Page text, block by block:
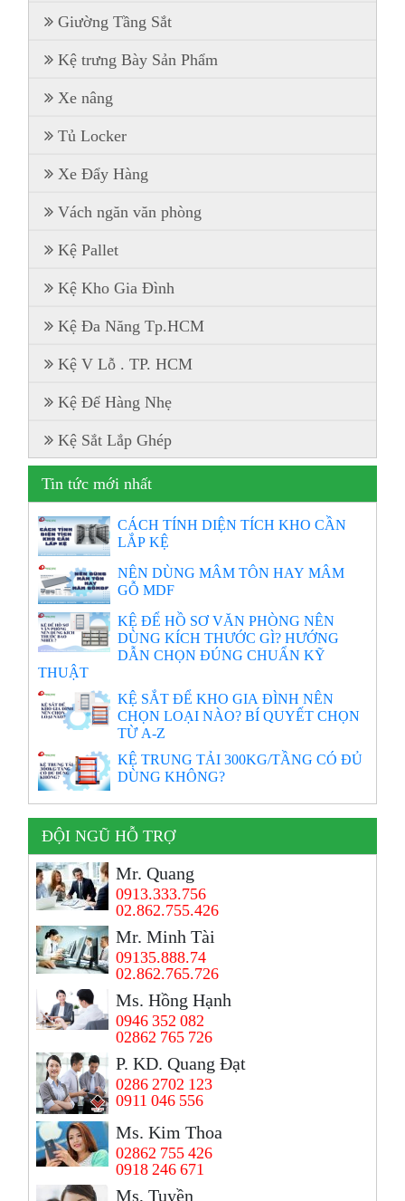
Giường Tầng Sắt
Kệ trưng Bày Sản Phẩm
Xe nâng
Tủ Locker
Xe Đẩy Hàng
Vách ngăn văn phòng
Kệ Pallet
Kệ Kho Gia Đình
Kệ Đa Năng Tp.HCM
Kệ V Lỗ . TP. HCM
Kệ Để Hàng Nhẹ
Kệ Sắt Lắp Ghép
Tin tức mới nhất
CÁCH TÍNH DIỆN TÍCH KHO CẦN
LẮP KỆ
NÊN DÙNG MÂM TÔN HAY MÂM
GỖ MDF
KỆ ĐỂ HỒ SƠ VĂN PHÒNG NÊN
DÙNG KÍCH THƯỚC GÌ? HƯỚNG
DẪN CHỌN ĐÚNG CHUẨN KỸ
THUẬT
KỆ SẮT ĐỂ KHO GIA ĐÌNH NÊN
CHỌN LOẠI NÀO? BÍ QUYẾT CHỌN
TỪ A-Z
KỆ TRUNG TẢI 300KG/TẦNG CÓ ĐỦ
DÙNG KHÔNG?
ĐỘI NGŨ HỖ TRỢ
Mr. Quang
0913.333.756
02.862.755.426
Mr. Minh Tài
09135.888.74
02.862.765.726
Ms. Hồng Hạnh
0946 352 082
02862 765 726
P. KD. Quang Đạt
0286 2702 123
0911 046 556
Ms. Kim Thoa
02862 755 426
0918 246 671
Ms, Tuyền